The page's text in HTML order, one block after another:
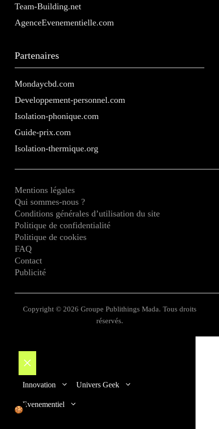
Team-Building.net
AgenceEvenementielle.com
Partenaires
Mondaycbd.com
Developpement-personnel.com
Isolation-phonique.com
Guide-prix.com
Isolation-thermique.org
Mentions légales
Qui sommes-nous ?
Conditions générales d’utilisation du site
Politique de confidentialité
Politique de cookies
FAQ
Contact
Publicité
Copyright © 2026 Groupe Publithings Mada. Tous droits
réservés.
Fermer
Innovation Univers Geek
Evenementiel